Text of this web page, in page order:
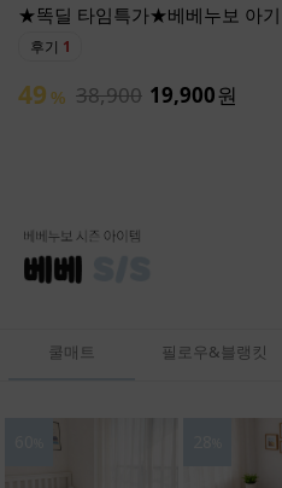
★똑딜 타임특가★베베누보 아기
후기 1
49 % 38,900 19,900원
쿨매트 필로우&블랭킷